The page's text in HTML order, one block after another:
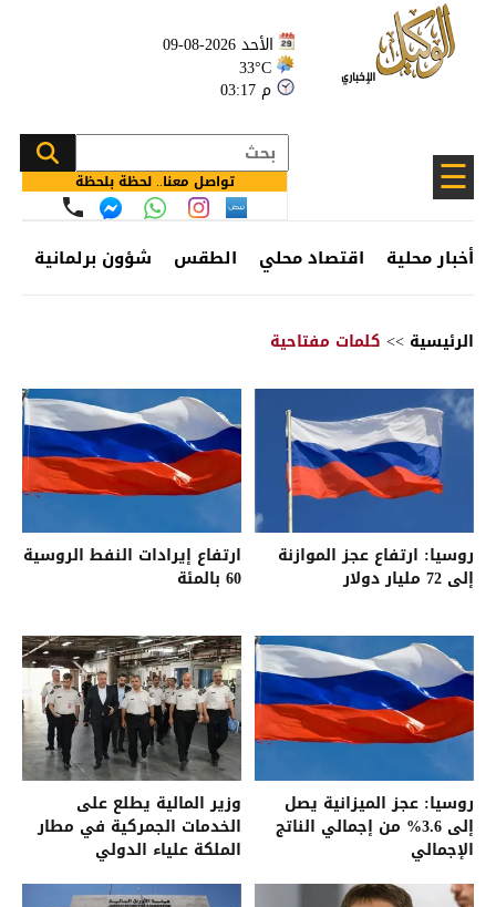
الأحد 2026-08-09
33°C
03:17 م
☰ تواصل معنا.. لحظة بلحظة
أخبار محلية اقتصاد محلي الطقس شؤون برلمانية
الرئيسية >> كلمات مفتاحية
روسيا: ارتفاع عجز الموازنة
إلى 72 مليار دولار
ارتفاع إيرادات النفط الروسية
60 بالمئة
روسيا: عجز الميزانية يصل
إلى 3.6% من إجمالي الناتج
الإجمالي
وزير المالية يطلع على
الخدمات الجمركية في مطار
الملكة علياء الدولي